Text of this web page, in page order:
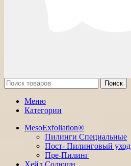
Поиск
Меню
Категории
MesoExfoliation®
Пилинги Специальные
Пост- Пилинговый уход
Пре-Пилинг
Хейл Солюшн